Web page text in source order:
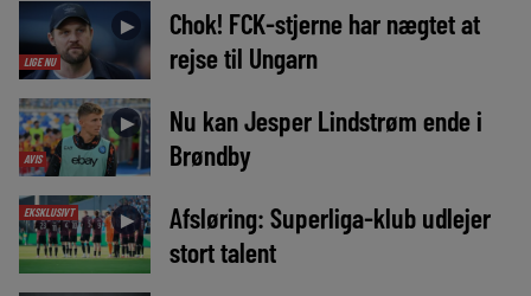
LIGE NU
►
Chok! FCK-stjerne har nægtet at
rejse til Ungarn
AVIS
►
Nu kan Jesper Lindstrøm ende i
Brøndby
EKSKLUSIVT ►
Afsløring: Superliga-klub udlejer
stort talent